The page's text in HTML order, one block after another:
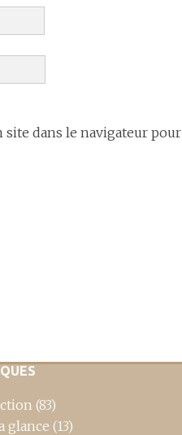
dans le navigateur
(83)
glance (13)